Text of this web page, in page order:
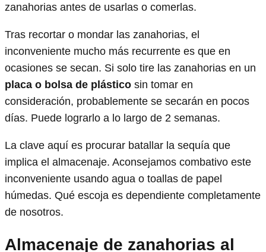
zanahorias antes de usarlas o comerlas.
Tras recortar o mondar las zanahorias, el
inconveniente mucho más recurrente es que en
ocasiones se secan. Si solo tire las zanahorias en un
placa o bolsa de plástico sin tomar en
consideración, probablemente se secarán en pocos
días. Puede lograrlo a lo largo de 2 semanas.
La clave aquí es procurar batallar la sequía que
implica el almacenaje. Aconsejamos combativo este
inconveniente usando agua o toallas de papel
húmedas. Qué escoja es dependiente completamente
de nosotros.
Almacenaje de zanahorias al